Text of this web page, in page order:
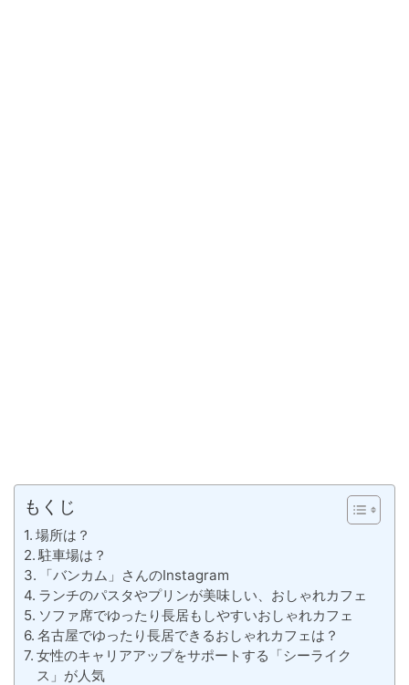
もくじ
場所は？
駐車場は？
「バンカム」さんのInstagram
ランチのパスタやプリンが美味しい、おしゃれカフェ
ソファ席でゆったり長居もしやすいおしゃれカフェ
名古屋でゆったり長居できるおしゃれカフェは？
女性のキャリアアップをサポートする「シーライク
ス」が人気